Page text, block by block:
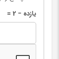
یازده − 2 =